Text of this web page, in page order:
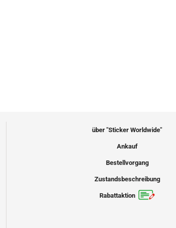
über "Sticker Worldwide"
Ankauf
Bestellvorgang
Zustandsbeschreibung
Rabattaktion